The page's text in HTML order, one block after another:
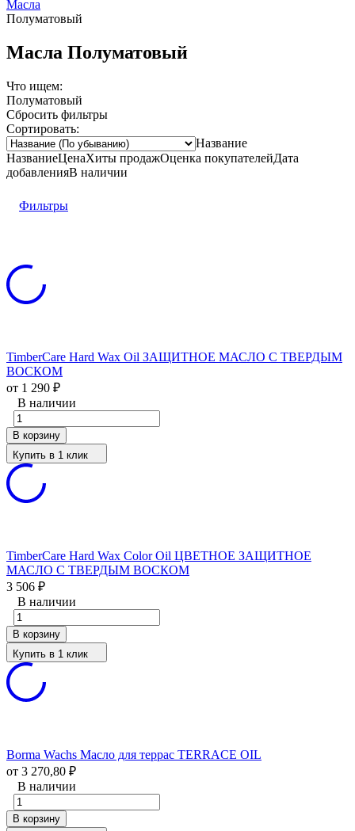
Масла
Полуматовый
Масла Полуматовый
Что ищем:
Полуматовый
Сбросить фильтры
Сортировать:
Название
НазваниеЦенаХиты продажОценка покупателейДата
добавленияВ наличии
Фильтры
TimberCare Hard Wax Oil ЗАЩИТНОЕ МАСЛО С ТВЕРДЫМ
ВОСКОМ
от 1 290 ₽
В наличии
В корзину
Купить в 1 клик
TimberCare Hard Wax Color Oil ЦВЕТНОЕ ЗАЩИТНОЕ
МАСЛО С ТВЕРДЫМ ВОСКОМ
3 506 ₽
В наличии
В корзину
Купить в 1 клик
Borma Wachs Масло для террас TERRACE OIL
от 3 270,80 ₽
В наличии
В корзину